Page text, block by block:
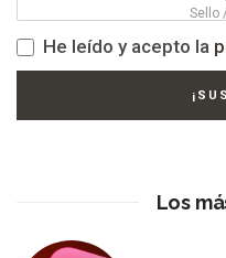
He leído y acepto la
Los